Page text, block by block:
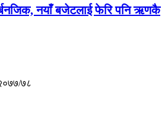
नयाँ बजेटलाई फेरि पनि ऋणकै
७८